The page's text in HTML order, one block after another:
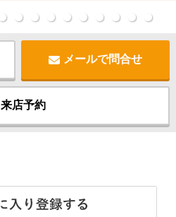
メールで問合せ
来店予約